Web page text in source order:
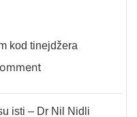
kod tinejdžera
isti – Dr Nil Nidli